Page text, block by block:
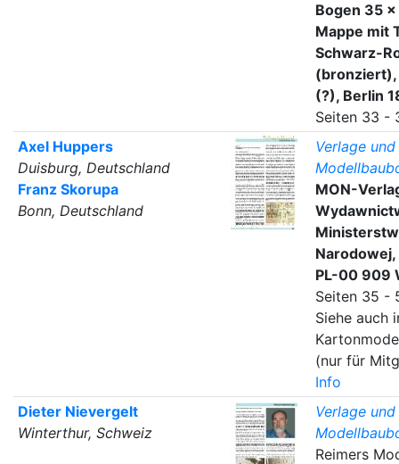
Bogen 35
Mappe mit
Schwarz-
(bronziert),
(?), Berlin
Seiten 33 -
Axel Huppers
Duisburg, Deutschland
Franz Skorupa
Bonn, Deutschland
Verlage
MON-
Narodowej,
PL-00 909
Seiten 35 -
Siehe auch
(nur für
Info
Dieter Nievergelt
Winterthur, Schweiz
Verlage
Reimers